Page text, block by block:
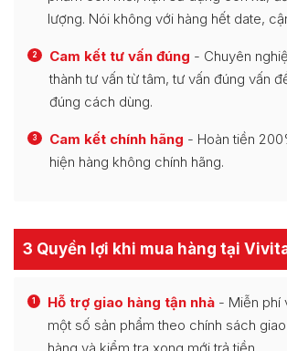
lượng. Nói không với hàng hết date,
2 Cam kết tư vấn đúng - Chuyên
thành tư vấn từ tâm, tư vấn đúng vấn
đúng cách dùng.
3 Cam kết chính hãng - Hoàn tiền
hiện hàng không chính hãng.
3 Quyền lợi khi mua hàng tại
1 Hỗ trợ giao hàng tận nhà - Miễn phí
một số sản phẩm theo chính sách